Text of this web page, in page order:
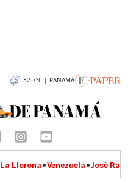
32.7°C | PANAMÁ
La Llorona Venezuela José